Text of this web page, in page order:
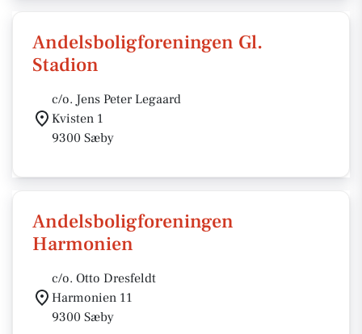
Andelsboligforeningen Gl.
Stadion
c/o. Jens Peter Legaard
Kvisten 1
9300 Sæby
Andelsboligforeningen
Harmonien
c/o. Otto Dresfeldt
Harmonien 11
9300 Sæby